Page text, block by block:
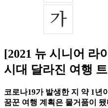
[2021 뉴 시니어 라
시대 달라진 여행
코로나19가 발생한 지 약 1년
꿈꾼 여행 계획은 물거품이